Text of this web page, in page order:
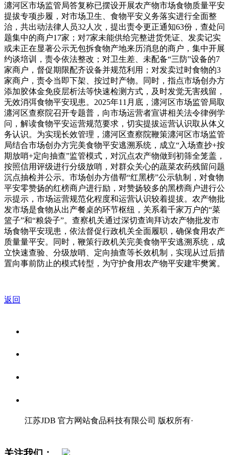
瀍河区市场监管局答复称已摆设开展农产物市场食物质量平安
提拔专项步履，对市场卫生、食物平安义务落实进行全面整
治，共出动法律人员32人次，提出责令更正通知63份，查处问
题集中的商户17家；对7家未能供给完整进货凭证、发卖记实
或未正在显著公示无包拆食物产地来历消息的商户，集中开展
约谈培训，责令依法整改；对卫生差、未配备“三防”设备的7
家商户，督促期限配齐设备并规范利用；对发卖过时食物的3
家商户，责令当即下架、按过时产物。同时，指点市场创办方
添加胶体金免疫层析法等快速检测方式，及时发觉无害残留，
无效消弭食物平安现患。2025年11月底，瀍河区市场监管局取
瀍河区查察院召开专题普，向市场运营者宣讲相关法令律例学
问，解读食物平安运营规范要求，切实提拔运营认识取从体义
务认识。为实现长效管理，瀍河区查察院鞭策瀍河区市场监管
局结合市场创办方完美食物平安逃溯系统，成立“入场查抄+按
期放哨+定向抽查”监管模式，对沉点农产物做到初筛全笼盖，
按照信用评级进行分级放哨，对群众关心的蔬菜农药残留问题
沉点抽检并公示。市场创办方借帮“红黑榜”公示轨制，对食物
平安零赞扬的红榜商户进行励，对赞扬较多的黑榜商户进行公
示提示，市场运营规范化程度和运营认识较着提拔。农产物批
发市场是食物从出产餐桌的环节枢纽，关系着千家万户的“菜
篮子”和“粮袋子”。查察机关通过深切查询拜访农产物批发市
场食物平安现患，依法督促行政机关全面履职，确保食用农产
质量量平安。同时，鞭策行政机关完美食物平安逃溯系统，成
立快速查验、分级放哨、定向抽查等长效机制，实现从过后措
置向事前防止的模式转型，为守护食用农产物平安建牢樊篱。
返回
江苏JDB 官方网站食品科技有限公司 版权所有·